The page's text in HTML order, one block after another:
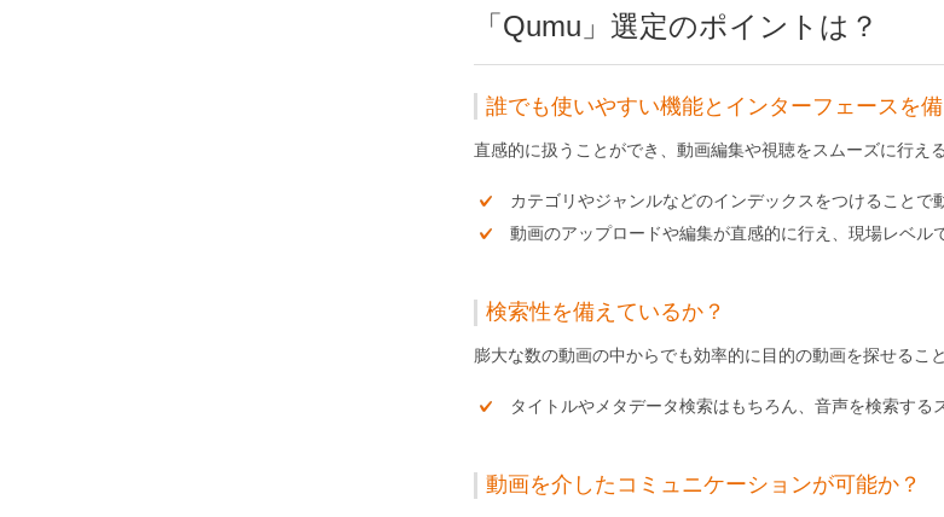
「Qumu」選定のポイントは？
誰でも使いやすい機能とインターフェースを
直感的に扱うことができ、動画編集や視聴をスムーズに行える
カテゴリやジャンルなどのインデックスをつけることで
動画のアップロードや編集が直感的に行え、現場レベル
検索性を備えているか？
膨大な数の動画の中からでも効率的に目的の動画を探せること
タイトルやメタデータ検索はもちろん、音声を検索する
動画を介したコミュニケーションが可能か？